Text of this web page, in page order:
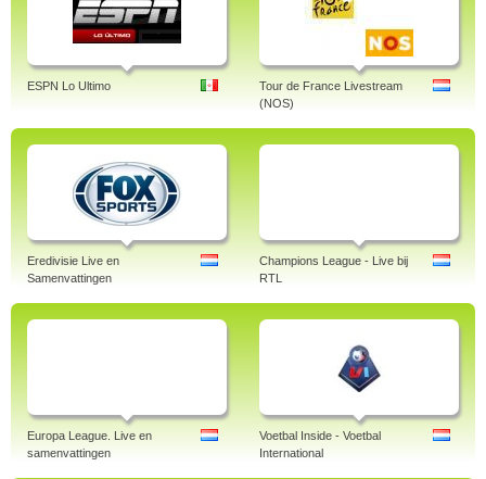
ESPN Lo Ultimo
Tour de France Livestream
(NOS)
Eredivisie Live en
Samenvattingen
Champions League - Live bij
RTL
Europa League. Live en
samenvattingen
Voetbal Inside - Voetbal
International